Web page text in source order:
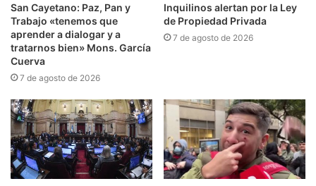
San Cayetano: Paz, Pan y
Trabajo «tenemos que
aprender a dialogar y a
tratarnos bien» Mons. García
Cuerva
7 de agosto de 2026
Inquilinos alertan por la Ley
de Propiedad Privada
7 de agosto de 2026